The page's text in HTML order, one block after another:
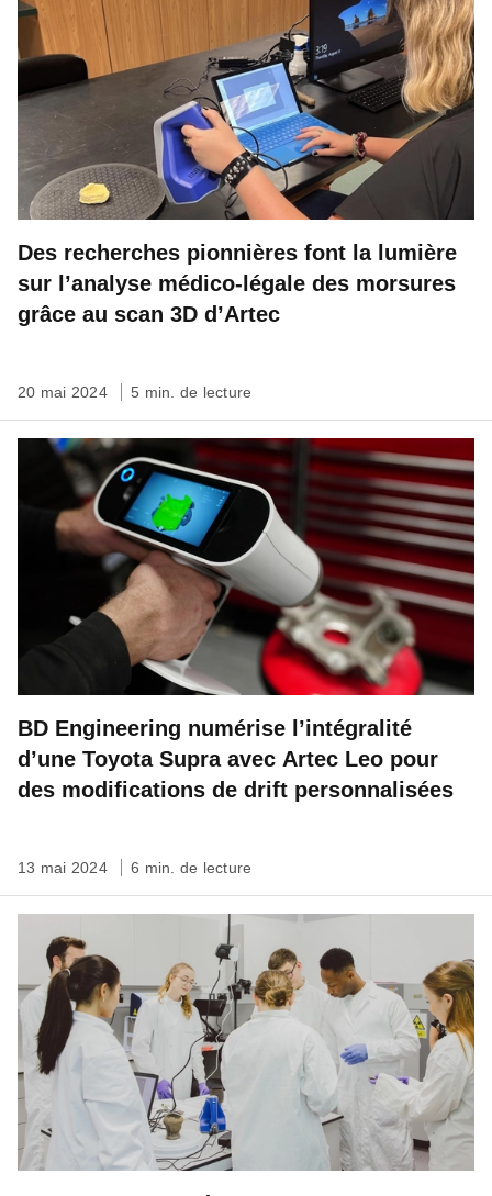
Des recherches pionnières font la lumière
sur l’analyse médico-légale des morsures
grâce au scan 3D d’Artec
20 mai 2024 5 min. de lecture
BD Engineering numérise l’intégralité
d’une Toyota Supra avec Artec Leo pour
des modifications de drift personnalisées
13 mai 2024 6 min. de lecture